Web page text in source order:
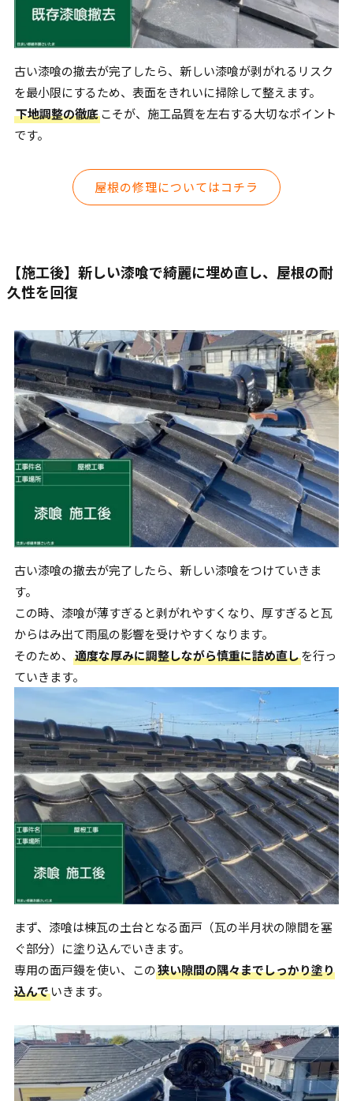
古い漆喰の撤去が完了したら、新しい漆喰が剥がれるリスク
を最小限にするため、表面をきれいに掃除して整えます。
下地調整の徹底こそが、施工品質を左右する大切なポイント
です。
屋根の修理についてはコチラ
【施工後】新しい漆喰で綺麗に埋め直し、屋根の耐
久性を回復
古い漆喰の撤去が完了したら、新しい漆喰をつけていきま
す。
この時、漆喰が薄すぎると剥がれやすくなり、厚すぎると瓦
からはみ出て雨風の影響を受けやすくなります。
そのため、 適度な厚みに調整しながら慎重に詰め直しを行っ
ていきます。
まず、漆喰は棟瓦の土台となる面戸（瓦の半月状の隙間を塞
ぐ部分）に塗り込んでいきます。
専用の面戸鏝を使い、この狭い隙間の隅々までしっかり塗り
込んでいきます。